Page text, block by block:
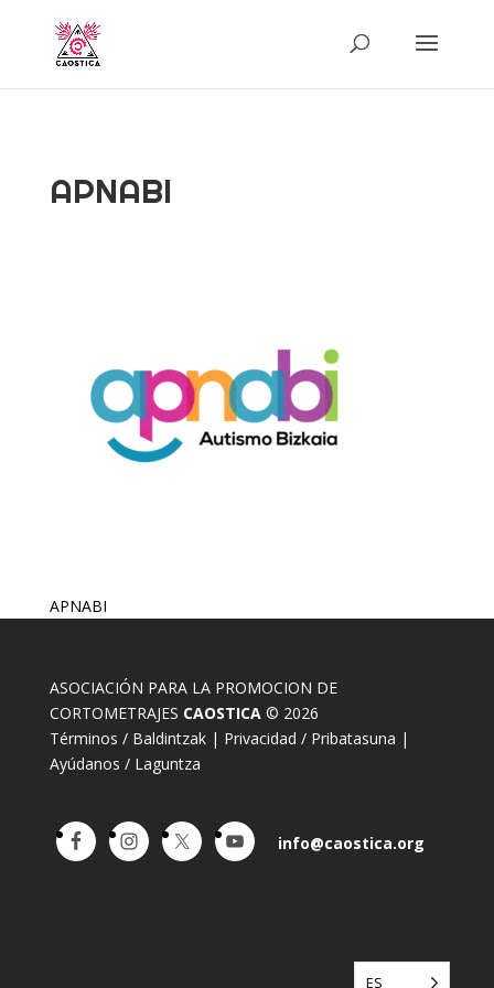
APNABI
APNABI
ASOCIACIÓN PARA LA PROMOCION DE
CORTOMETRAJES CAOSTICA© 2026
Términos / Baldintzak| Privacidad / Pribatasuna |
Ayúdanos / Laguntza
info@caostica.org
ES